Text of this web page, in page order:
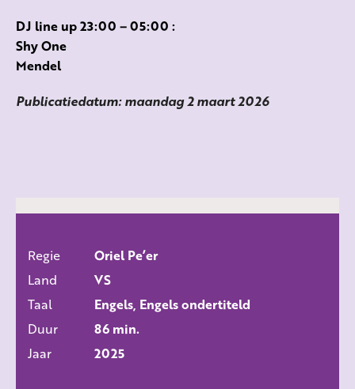
DJ line up 23:00 – 05:00 :
Shy One
Mendel
Publicatiedatum: maandag 2 maart 2026
Regie
Oriel Pe’er
Land
VS
Taal
Engels, Engels ondertiteld
Duur
86 min.
Jaar
2025